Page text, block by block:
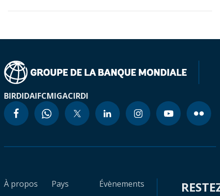
BIRDIDAIFCMIGACIRDI
À propos
Pays
Évènements